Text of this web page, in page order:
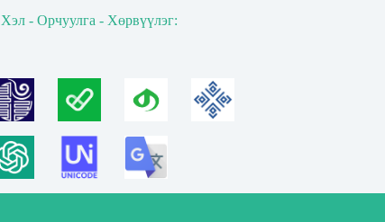
Хэл - Орчуулга - Хөрвүүлэг: